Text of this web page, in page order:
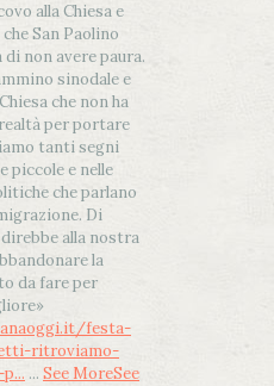
alla Chiesa e
San Paolino
di non avere paura.
sinodale e
che non ha
per portare
tanti segni
piccole e nelle
che parlano
Di
alla nostra
la
da fare per
festa-
ritroviamo-
... See MoreSee